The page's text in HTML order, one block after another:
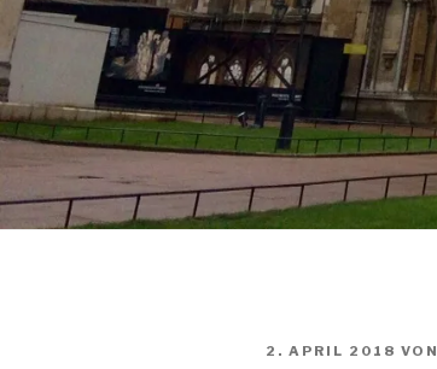
VERÖFFENTLICHT
2. APRIL 2018 VON